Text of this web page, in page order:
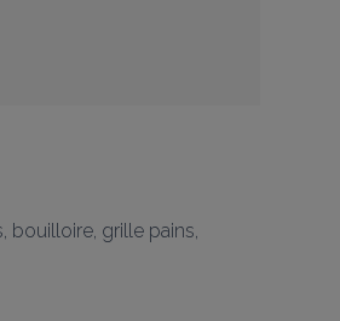
bouilloire, grille pains,